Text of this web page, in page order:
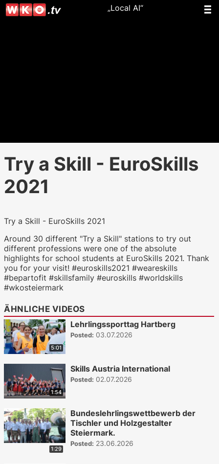
„Local AI“
Try a Skill - EuroSkills
2021
Try a Skill - EuroSkills 2021
Around 30 different "Try a Skill" stations to try out
different professions were one of the absolute
highlights for school students at EuroSkills 2021. Thank
you for your visit! #euroskills2021 #weareskills
#bepartofit #skillsfamily #euroskills #worldskills
#wkosteiermark
ÄHNLICHE VIDEOS
5:01
Lehrlingssporttag Hartberg
Posted: 03.07.2026
1:54
Skills Austria International
Posted: 02.07.2026
1:29
Bundeslehrlingswettbewerb der
Tischler und Holzgestalter
Steiermark.
Posted: 23.06.2026